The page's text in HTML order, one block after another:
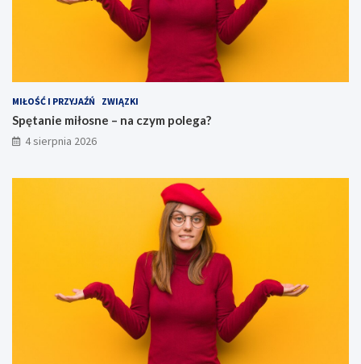
MIŁOŚĆ I PRZYJAŹŃ ZWIĄZKI
Spętanie miłosne – na czym polega?
4 sierpnia 2026